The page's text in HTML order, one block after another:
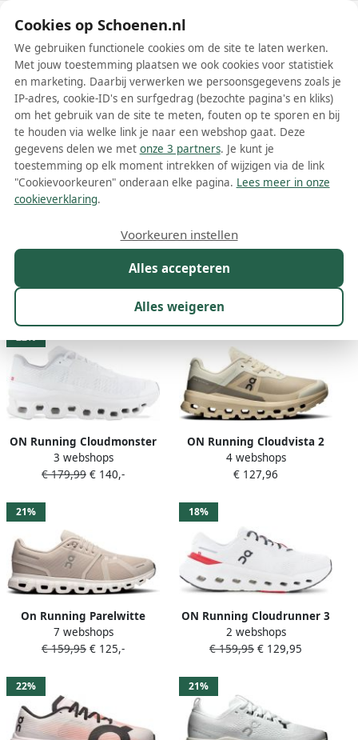
Schoenen.nl
Wis filters Alle filters
Witte On Running schoenen
Meer lezen
Kleur 1
114 resultaten:
22%
ON Running Cloudmonster
Void Heren
Hardloopschoenen Cloud
3 webshops
€ 179,99 € 140,-
ON Running Cloudvista 2
Dames Trail-Running
Schoenen
Desert 3WE30133323
4 webshops
€ 127,96
21%
On Running Parelwitte
Cloud 6 Schoenen voor
Vrouwen
7 webshops
€ 159,95 € 125,-
18%
ON Running Cloudrunner 3
Heren Hardloopschoenen
Straße Ivory-Rubin
2 webshops
€ 159,95 € 129,95
22% 21%
Cookies op Schoenen.nl
We gebruiken functionele cookies om de site te laten werken.
Met jouw toestemming plaatsen we ook cookies voor statistiek
en marketing. Daarbij verwerken we persoonsgegevens zoals je
IP-adres, cookie-ID's en surfgedrag (bezochte pagina's en kliks)
om het gebruik van de site te meten, fouten op te sporen en bij
te houden via welke link je naar een webshop gaat. Deze
gegevens delen we met onze 3 partners. Je kunt je
toestemming op elk moment intrekken of wijzigen via de link
"Cookievoorkeuren" onderaan elke pagina. Lees meer in onze
cookieverklaring.
Alles accepteren
Alles weigeren
Voorkeuren instellen